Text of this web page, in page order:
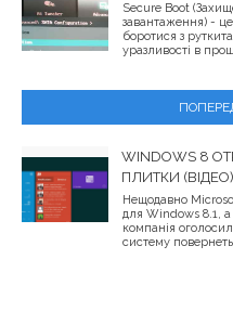
Secure Boot
завантаження) -
боротися з
уразливості в
WINDOWS 8
ПЛИТКИ (ВІДЕО)
Нещодавно
для Windows 8.1, а
компанія
систему